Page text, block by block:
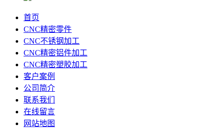
首页
CNC精密零件
CNC不锈钢加工
CNC精密铝件加工
CNC精密塑胶加工
客户案例
公司简介
联系我们
在线留言
网站地图